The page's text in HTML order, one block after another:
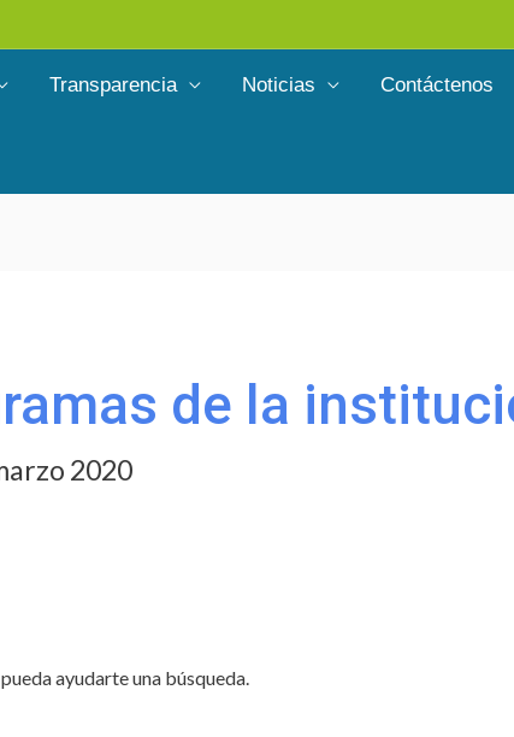
Transparencia Noticias Contáctenos
de la
2020
ayudarte una búsqueda.